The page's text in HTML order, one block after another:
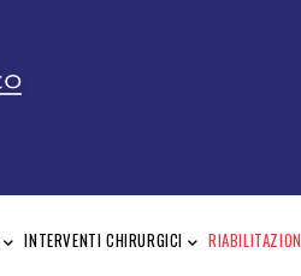
INTERVENTI CHIRURGICI